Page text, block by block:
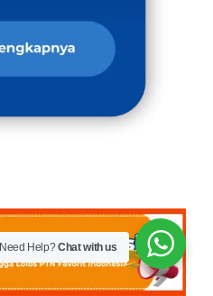
Need Help?Chat with us